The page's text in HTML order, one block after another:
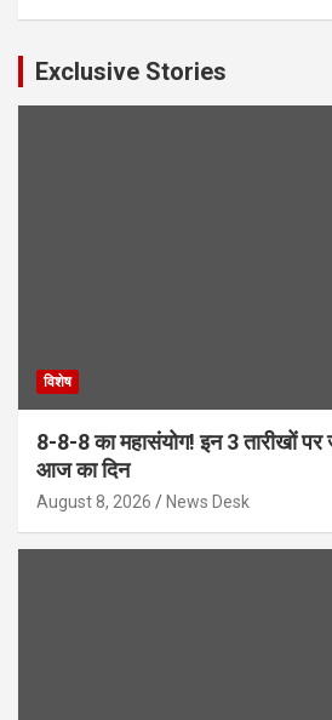
Exclusive Stories
विशेष
8-8-8 का महासंयोग! इन 3 तारीखों
आज का दिन
August 8, 2026 News Desk